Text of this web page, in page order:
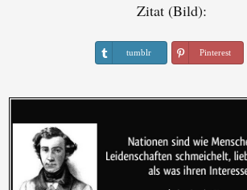
Zitat (Bild):
tumblr Pinterest